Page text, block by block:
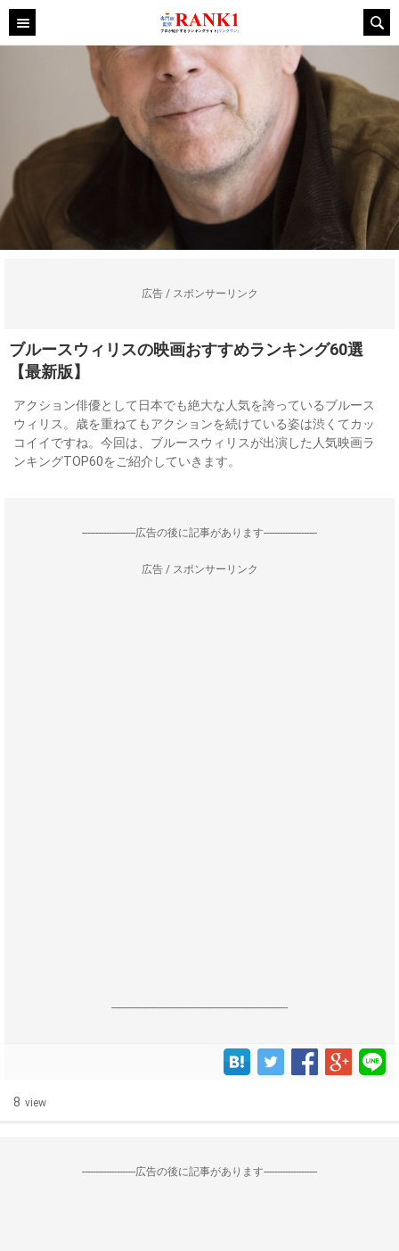
広告 / スポンサーリンク
ブルースウィリスの映画おすすめランキング60選
【最新版】
アクション俳優として日本でも絶大な人気を誇っているブルース
ウィリス。歳を重ねてもアクションを続けている姿は渋くてカッ
コイイですね。今回は、ブルースウィリスが出演した人気映画ラ
ンキングTOP60をご紹介していきます。
--------------------広告の後に記事があります--------------------
広告 / スポンサーリンク
------------------------------------------------------------------
8 view
--------------------広告の後に記事があります--------------------